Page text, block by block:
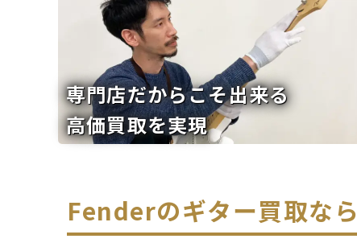
専門店だからこそ出来る
高価買取を実現
Fenderのギター買取な